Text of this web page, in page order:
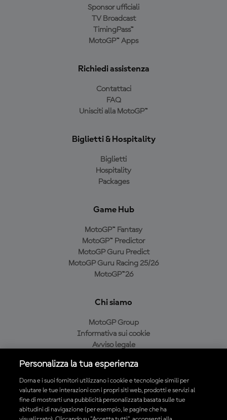
Sponsor ufficiali
TV Broadcast
TimingPass™
MotoGP™ Apps
Richiedi assistenza
Contattaci
FAQ
Unisciti alla MotoGP™
Biglietti & Hospitality
Biglietti
Hospitality
Packages
Game Hub
MotoGP™ Fantasy
MotoGP™ Predictor
MotoGP Guru Predict
MotoGP Guru Racing 25/26
MotoGP™26
Chi siamo
MotoGP Group
Informativa sui cookie
Avviso legale
Condizioni di acquisto
Scarica l'app ufficiale MotoGP™
Personalizza la tua esperienza
Dorna e i suoi fornitori utilizzano i cookie e tecnologie simili per
valutare le tue interazioni con i propri siti web, prodotti e servizi al
fine di mostrarti una pubblicità personalizzata basata sulle tue
abitudini di navigazione (per esempio, le pagine che ha